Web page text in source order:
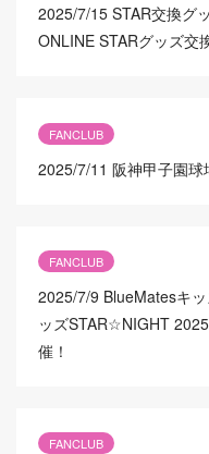
2025/7/15 STAR交換グ
ONLINE STARグッズ交
FANCLUB
2025/7/11 阪神甲子園球
FANCLUB
2025/7/9 BlueMatesキ
ッズSTAR☆NIGHT
催！
FANCLUB